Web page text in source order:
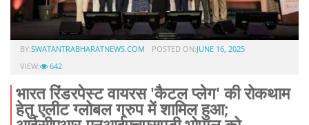
BY:SWATANTRABHARATNEWS.COM POSTED ON:JUNE 16, 2025
VIEW:
642
भारत रिंडरपेस्ट वायरस 'कैटल प्लेग' की रोकथाम
हेतु एलीट ग्लोबल ग्रुप में शामिल हुआ;